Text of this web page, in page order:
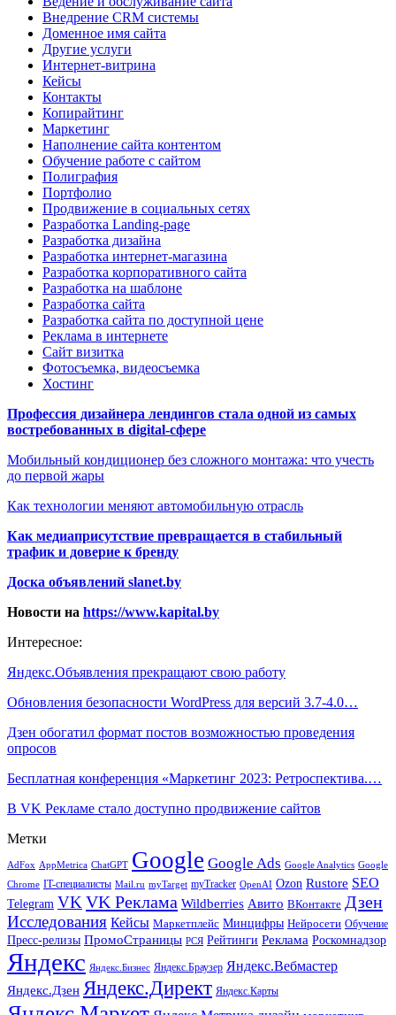
Внедрение CRM системы
Доменное имя сайта
Другие услуги
Интернет-витрина
Кейсы
Контакты
Копирайтинг
Маркетинг
Наполнение сайта контентом
Обучение работе с сайтом
Полиграфия
Портфолио
Продвижение в социальных сетях
Разработка Landing-page
Разработка дизайна
Разработка интернет-магазина
Разработка корпоративного сайта
Разработка на шаблоне
Разработка сайта
Разработка сайта по доступной цене
Реклама в интернете
Сайт визитка
Фотосъемка, видеосъемка
Хостинг
Профессия дизайнера лендингов стала одной из самых
востребованных в digital-сфере
Мобильный кондиционер без сложного монтажа: что учесть
до первой жары
Как технологии меняют автомобильную отрасль
Как медиаприсутствие превращается в стабильный
трафик и доверие к бренду
Доска объявлений slanet.by
Новости на https://www.kapital.by
Интересное:
Яндекс.Объявления прекращают свою работу
Обновления безопасности WordPress для версий 3.7-4.0…
Дзен обогатил формат постов возможностью проведения
опросов
Бесплатная конференция «Маркетинг 2023: Ретроспектива.…
В VK Рекламе стало доступно продвижение сайтов
Метки
AdFox AppMetrica ChatGPT Google Google Ads Google Analytics Google
Chrome IT-специалисты Mail.ru myTarget myTracker OpenAI Ozon Rustore SEO
Telegram VKVK Реклама Wildberries Авито ВКонтакте Дзен
Исследования Кейсы Маркетплейс Минцифры Нейросети Обучение
Пресс-релизы ПромоСтраницы РСЯ Рейтинги Реклама Роскомнадзор
Яндекс Яндекс.Бизнес Яндекс.Браузер Яндекс.Вебмастер
Яндекс.Дзен Яндекс.Директ Яндекс.Карты